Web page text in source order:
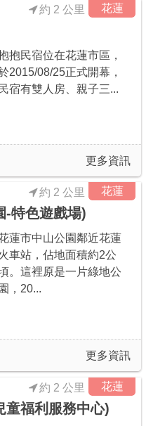
花蓮
約 2 公里
抱民宿位在花蓮市區，
2015/08/25正式開幕，
民宿有雙人房、親子三...
更多資訊
花蓮
-特色遊戲場)
約 2 公里
蓮市中山公園鄰近花蓮
車站，佔地面積約2公
。這裡原是一片綠地公
園，20...
更多資訊
花蓮
童福利服務中心)
約 2 公里